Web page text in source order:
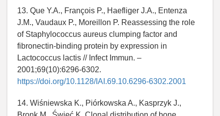
13. Que Y.A., François P., Haefliger J.A., Entenza
J.M., Vaudaux P., Moreillon P. Reassessing the role
of Staphylococcus aureus clumping factor and
fibronectin-binding protein by expression in
Lactococcus lactis // Infect Immun. –
2001;69(10):6296-6302.
https://doi.org/10.1128/IAI.69.10.6296-6302.2001
14. Wiśniewska K., Piórkowska A., Kasprzyk J.,